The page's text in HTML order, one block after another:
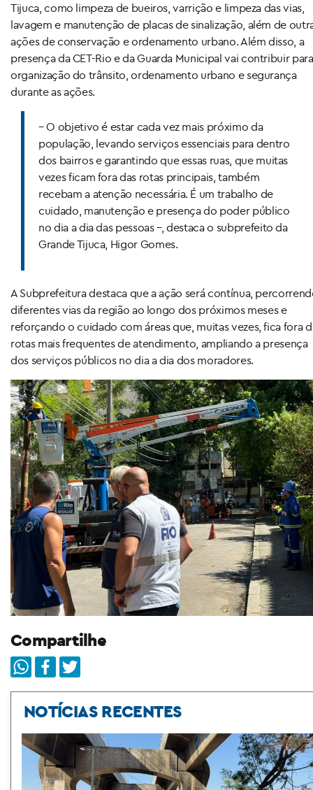
Tijuca, como limpeza de bueiros, varrição e limpeza das vias,
lavagem e manutenção de placas de sinalização, além de
ações de conservação e ordenamento urbano. Além disso, a
presença da CET-Rio e da Guarda Municipal vai contribuir
organização do trânsito, ordenamento urbano e segurança
durante as ações.
– O objetivo é estar cada vez mais próximo da
população, levando serviços essenciais para dentro
dos bairros e garantindo que essas ruas, que muitas
vezes ficam fora das rotas principais, também
recebam a atenção necessária. É um trabalho de
cuidado, manutenção e presença do poder público
no dia a dia das pessoas –, destaca o subprefeito da
Grande Tijuca, Higor Gomes.
A Subprefeitura destaca que a ação será contínua,
diferentes vias da região ao longo dos próximos meses e
reforçando o cuidado com áreas que, muitas vezes, fica fora
rotas mais frequentes de atendimento, ampliando a presença
dos serviços públicos no dia a dia dos moradores.
Compartilhe
NOTÍCIAS RECENTES